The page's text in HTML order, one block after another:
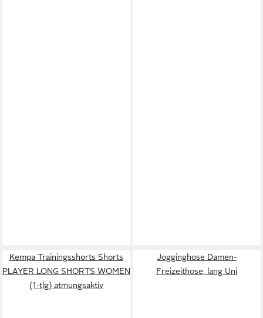
Kempa Trainingsshorts Shorts
PLAYER LONG SHORTS WOMEN
(1-tlg) atmungsaktiv
Jogginghose Damen-
Freizeithose, lang Uni